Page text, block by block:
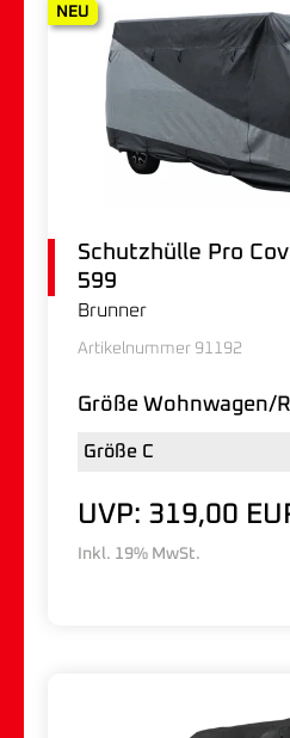
Schutzhülle Pro
599
Brunner
Artikelnummer 91192
Größe Wohnwagen/
Größe C
UVP: 319,00
Inkl. 19% MwSt.
NEU